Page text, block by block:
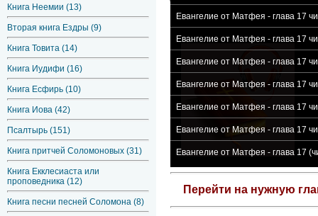
Книга Неемии (13)
Вторая книга Ездры (9)
Книга Товита (14)
Книга Иудифи (16)
Книга Есфирь (10)
Книга Иова (42)
Псалтырь (151)
Книга притчей Соломоновых (31)
Книга Екклесиаста или
проповедника (12)
Книга песни песней Соломона (8)
Евангелие от Матфея - глава 17
Евангелие от Матфея - глава 17
Евангелие от Матфея - глава 17
Евангелие от Матфея - глава 17
Евангелие от Матфея - глава 17
Евангелие от Матфея - глава 17
Евангелие от Матфея - глава 17
Перейти на нужную